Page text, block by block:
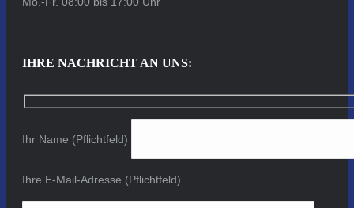
IHRE NACHRICHT AN UNS:
Ihr Name (Pflichtfeld)
Ihre E-Mail-Adresse (Pflichtfeld)